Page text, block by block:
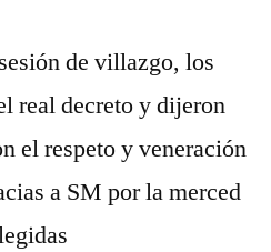
de villazgo, los
real decreto y dijeron
el respeto y veneración
a SM por la merced